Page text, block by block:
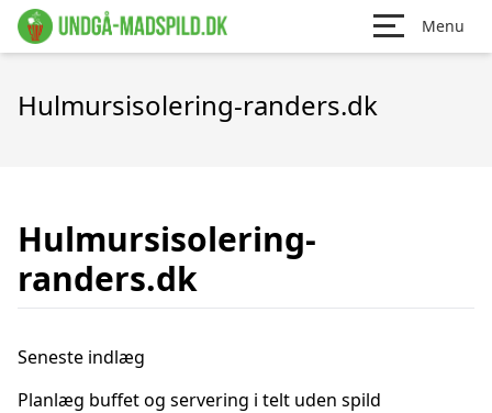
Menu
Hulmursisolering-randers.dk
Hulmursisolering-
randers.dk
Seneste indlæg
Planlæg buffet og servering i telt uden spild